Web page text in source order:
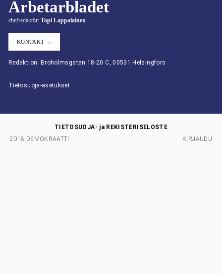
Arbetarbladet
chefredaktör: Topi Lappalainen
KONTAKT →
Redaktion: Broholmsgatan 18-20 C, 00531 Helsingfors
Tietosuoja-asetukset
2018 DEMOKRAATTI
TIETOSUOJA- ja REKISTERISELOSTE
KIRJAUDU